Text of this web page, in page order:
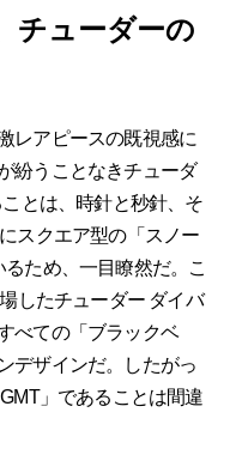
チューダーの
レアピースの既視感に
紛うことなきチューダ
とは、時針と秒針、そ
スクエア型の「スノー
ため、一目瞭然だ。こ
したチューダー ダイバ
べての「ブラックベ
デザインだ。したがっ
」であることは間違